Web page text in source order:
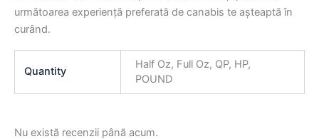
următoarea experiență preferată de canabis te așteaptă în
curând.
Quantity
Half Oz, Full Oz, QP, HP,
POUND
Nu există recenzii până acum.